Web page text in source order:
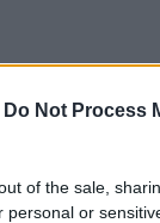
Do Not Process
of the sale,
personal or
τοNewsbeast